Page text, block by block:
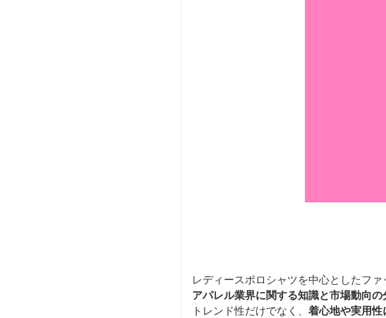
レディースポロシャツを中心としたフ
アパレル業界に関する知識と市場動向の
トレンド性だけでなく、 着心地や実用性